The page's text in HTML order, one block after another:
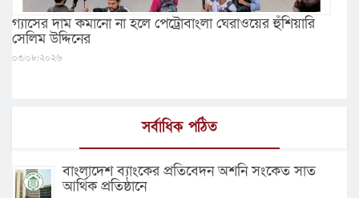
গ্যাসের দাম কমানো না হলে পেট্রোবাংলা ঘেরাওয়ের হুঁশিয়ারি
সেলিম উদ্দিনের
০৩/০৮/২০২৬
সর্বাধিক পঠিত
বাংলাদেশ ব্যাংকের প্রতিবেদন অশনি সংকেত সাত
আর্থিক প্রতিষ্ঠানে